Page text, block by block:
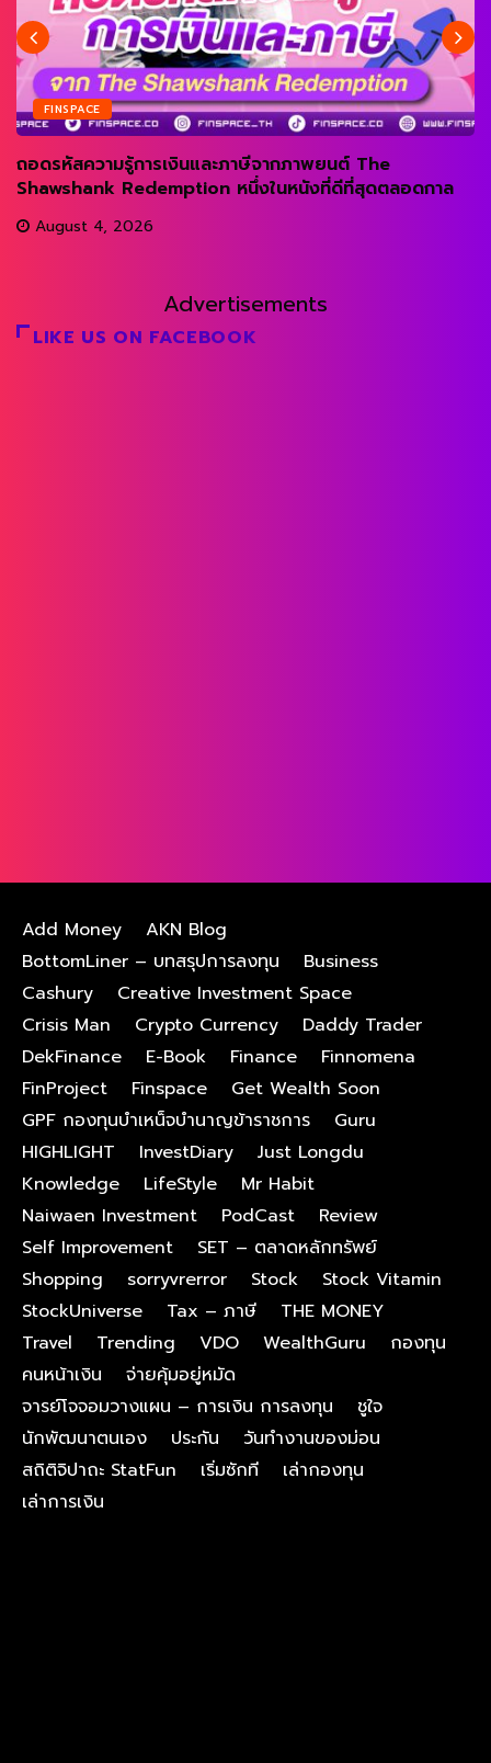
FINSPACE
ถอดรหัสความรู้การเงินและภาษีจากภาพยนต์ The
Shawshank Redemption หนึ่งในหนังที่ดีที่สุดตลอดกาล
August 4, 2026
Advertisements
LIKE US ON FACEBOOK
Add Money
AKN Blog
BottomLiner – บทสรุปการลงทุน
Business
Cashury
Creative Investment Space
Crisis Man
Crypto Currency
Daddy Trader
DekFinance
E-Book Finance
Finnomena
FinProject
Finspace
Get Wealth Soon
GPF กองทุนบําเหน็จบํานาญข้าราชการ
Guru
HIGHLIGHT
InvestDiary
Just Longdu
Knowledge
LifeStyle
Mr Habit
Naiwaen Investment
PodCast
Review
Self Improvement
SET – ตลาดหลักทรัพย์
Shopping
sorryvrerror Stock
Stock Vitamin
StockUniverse
Tax – ภาษี
THE MONEY
Travel
Trending VDO WealthGuru
กองทุน
คนหน้าเงิน
จ่ายคุ้มอยู่หมัด
จารย์โจจอมวางแผน – การเงิน การลงทุน
ชูใจ
นักพัฒนาตนเอง
ประกัน
วันทำงานของม่อน
สถิติจิปาถะ StatFun
เริ่มซักที
เล่ากองทุน
เล่าการเงิน